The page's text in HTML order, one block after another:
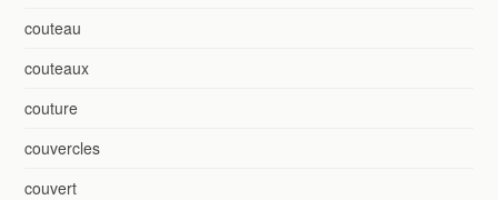
couteau
couteaux
couture
couvercles
couvert